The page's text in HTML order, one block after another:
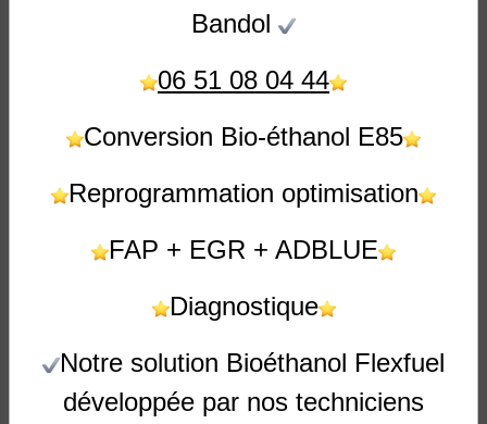
Email
★★
votes. Moyenne5sur 5.
Ajouter un commentaire
Bandol
06 51 08 04 44
Conversion Bio-éthanol E85
Reprogrammation optimisation
FAP + EGR + ADBLUE
Diagnostique
Notre solution Bioéthanol Flexfuel
développée par nos techniciens